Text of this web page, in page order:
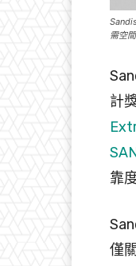
需空間
計
靠
僅